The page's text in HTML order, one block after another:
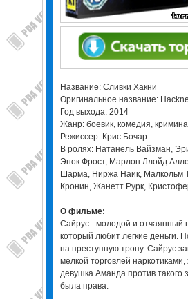
Название: Сливки Хакни
Оригинальное название:
Год выхода: 2014
Жанр: боевик, комедия,
Режиссер: Крис Бочар
В ролях: Натанель Вайзман,
Энок Фрост, Марлон Ллойд
Шарма, Ниржа Наик, Малкольм
Кронин, Жанетт Рурк,
О фильме:
Сайрус - молодой и отчаянный
который любит легкие деньги.
на преступную тропу. Сайрус
мелкой торговлей наркотиками,
девушка Аманда против такого
была права.